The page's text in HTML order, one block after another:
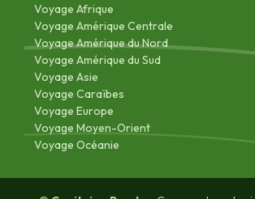
Voyage Afrique
Voyage Amérique Centrale
Voyage Amérique du Nord
Voyage Amérique du Sud
Voyage Asie
Voyage Caraïbes
Voyage Europe
Voyage Moyen-Orient
Voyage Océanie